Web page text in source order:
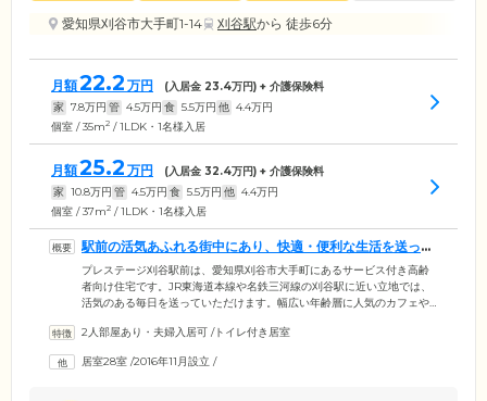
愛知県刈谷市大手町1-14
刈谷駅から 徒歩6分
月額22.2 万円 (入居金 23.4万円) + 介護保険料
家 7.8万円 管 4.5万円 食 5.5万円 他 4.4万円
個室 / 35m2 / 1LDK・1名様入居
月額25.2 万円 (入居金 32.4万円) + 介護保険料
家 10.8万円 管 4.5万円 食 5.5万円 他 4.4万円
個室 / 37m2 / 1LDK・1名様入居
駅前の活気あふれる街中にあり、快適・便利な生活を送って
いただけます
プレステージ刈谷駅前は、愛知県刈谷市大手町にあるサービス付き高齢
者向け住宅です。JR東海道本線や名鉄三河線の刈谷駅に近い立地では、
活気のある毎日を送っていただけます。幅広い年齢層に人気のカフェや
です。5階建ての建物はクリーム色の外観で、1階部分の外周には目にも
常的に新鮮な空気を取り入れながら生活できるお部屋です。トイレ・洗
2人部屋あり・夫婦入居可 /トイレ付き居室
居室28室 /2016年11月設立 /